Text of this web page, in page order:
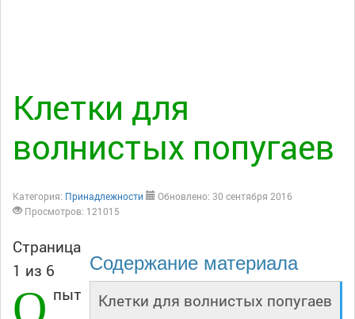
Клетки для
волнистых попугаев
Категория: Принадлежности
Обновлено: 30 сентября 2016
Просмотров: 121015
Содержание материала
Клетки для волнистых попугаев
Страница
1 из 6
пыт